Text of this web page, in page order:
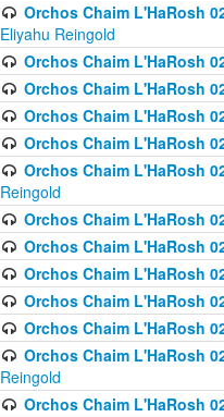
Orchos Chaim L'HaRosh
Eliyahu Reingold
Orchos Chaim L'HaRosh
Orchos Chaim L'HaRosh
Orchos Chaim L'HaRosh
Orchos Chaim L'HaRosh
Orchos Chaim L'HaRosh
Reingold
Orchos Chaim L'HaRosh
Orchos Chaim L'HaRosh
Orchos Chaim L'HaRosh
Orchos Chaim L'HaRosh
Orchos Chaim L'HaRosh
Orchos Chaim L'HaRosh
Reingold
Orchos Chaim L'HaRosh